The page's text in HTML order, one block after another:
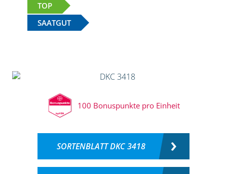
TOP
SAATGUT
100 Bonuspunkte pro Einheit
SORTENBLATT DKC 3418